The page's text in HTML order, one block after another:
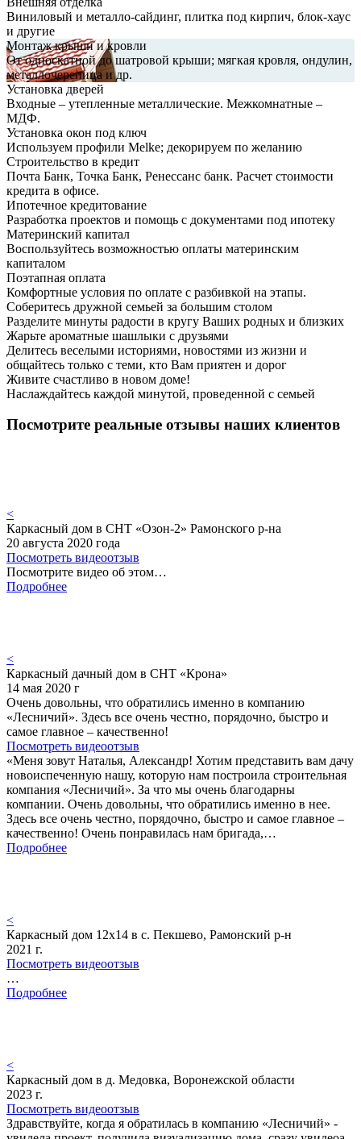
Виниловый и металло-сайдинг, плитка под кирпич, блок-хаус
и другие
Монтаж крыши и кровли
От односкатной до шатровой крыши; мягкая кровля, ондулин,
металлочерепица и др.
Установка дверей
Входные – утепленные металлические. Межкомнатные –
МДФ.
Установка окон под ключ
Используем профили Melke; декорируем по желанию
Строительство в кредит
Почта Банк, Точка Банк, Ренессанс банк. Расчет стоимости
кредита в офисе.
Ипотечное кредитование
Разработка проектов и помощь с документами под ипотеку
Материнский капитал
Воспользуйтесь возможностью оплаты материнским
капиталом
Поэтапная оплата
Комфортные условия по оплате с разбивкой на этапы.
Соберитесь дружной семьей за большим столом
Разделите минуты радости в кругу Ваших родных и близких
Жарьте ароматные шашлыки с друзьями
Делитесь веселыми историями, новостями из жизни и
общайтесь только с теми, кто Вам приятен и дорог
Живите счастливо в новом доме!
Наслаждайтесь каждой минутой, проведенной с семьей
Посмотрите реальные отзывы наших клиентов
<
Каркасный дом в СНТ «Озон-2» Рамонского р-на
20 августа 2020 года
Посмотреть видеоотзыв
Посмотрите видео об этом…
Подробнее
<
Каркасный дачный дом в СНТ «Крона»
14 мая 2020 г
Очень довольны, что обратились именно в компанию
«Лесничий». Здесь все очень честно, порядочно, быстро и
самое главное – качественно!
Посмотреть видеоотзыв
«Меня зовут Наталья, Александр! Хотим представить вам дачу
новоиспеченную нашу, которую нам построила строительная
компания «Лесничий». За что мы очень благодарны
компании. Очень довольны, что обратились именно в нее.
Здесь все очень честно, порядочно, быстро и самое главное –
качественно! Очень понравилась нам бригада,…
Подробнее
<
Каркасный дом 12х14 в с. Пекшево, Рамонский р-н
2021 г.
Посмотреть видеоотзыв
…
Подробнее
<
Каркасный дом в д. Медовка, Воронежской области
2023 г.
Посмотреть видеоотзыв
Здравствуйте, когда я обратилась в компанию «Лесничий» -